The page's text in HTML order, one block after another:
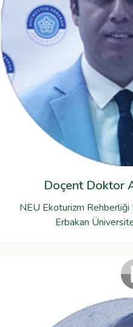
Doçent Doktor
NEU Ekoturizm Rehberliği
Erbakan